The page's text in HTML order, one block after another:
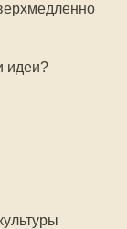
идеи?